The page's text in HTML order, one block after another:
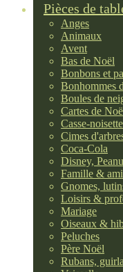
Pièces de
Anges
Animaux
Avent
Bas de Noël
Bonbons et
Bonhommes
Boules de
Cartes de
Casse-noisette
Cimes
Coca-Cola
Disney,
Famille &
Gnomes,
Loisirs &
Mariage
Oiseaux &
Peluches
Père Noël
Rubans,